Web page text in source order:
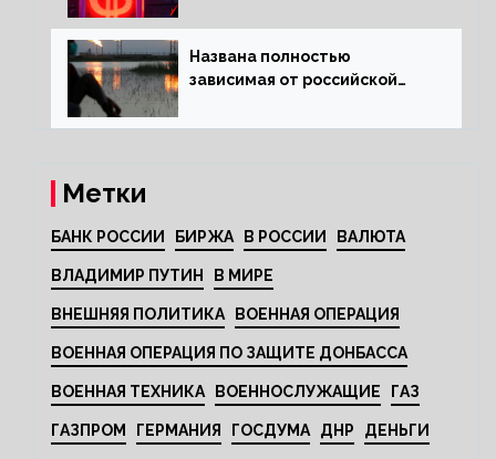
Названа полностью
зависимая от российской
Метки
БАНК РОССИИ БИРЖА В РОССИИ ВАЛЮТА
ВЛАДИМИР ПУТИН В МИРЕ
ВНЕШНЯЯ ПОЛИТИКА ВОЕННАЯ ОПЕРАЦИЯ
ВОЕННАЯ ОПЕРАЦИЯ ПО ЗАЩИТЕ ДОНБАССА
ВОЕННАЯ ТЕХНИКА ВОЕННОСЛУЖАЩИЕ ГАЗ
ГАЗПРОМ ГЕРМАНИЯ ГОСДУМА ДНР ДЕНЬГИ